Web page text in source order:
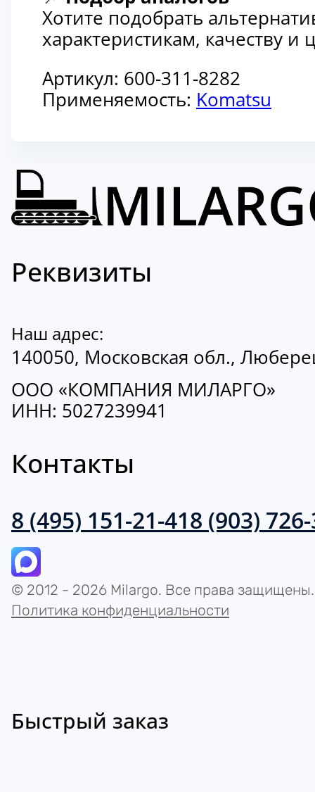
Хотите подобрать
характеристикам, качеству
Артикул: 600-311-8282
Применяемость: Komatsu
Реквизиты
Наш адрес:
140050, Московская обл.,
ООО «КОМПАНИЯ МИЛАРГО»
ИНН: 5027239941
Контакты
8 (495) 151-21-418 (903)
© 2012 - 2026 Milargo. Все права защищены.
Политика конфиденциальности
Быстрый заказ